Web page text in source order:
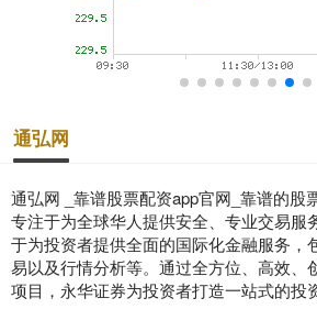
通弘网
通弘网 _靠谱股票配资app官网_靠谱的股
专注于为全球华人提供安全、专业交易服
于为投资者提供全面的国际化金融服务，
易以及行情分析等。通过全方位、高效、
项目，永华证券为投资者打造一站式的投